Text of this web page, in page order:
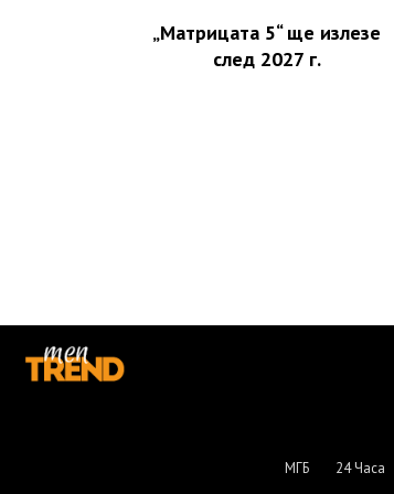
„Матрицата 5“ ще излезе
след 2027 г.
МГБ 24 Часа